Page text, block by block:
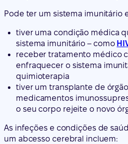
Pode ter um sistema imunitário
tiver uma condição médica
sistema imunitário – como
receber tratamento médico
enfraquecer o sistema
quimioterapia
tiver um transplante de
medicamentos
o seu corpo rejeite o novo
As infeções e condições de
um abcesso cerebral incluem: